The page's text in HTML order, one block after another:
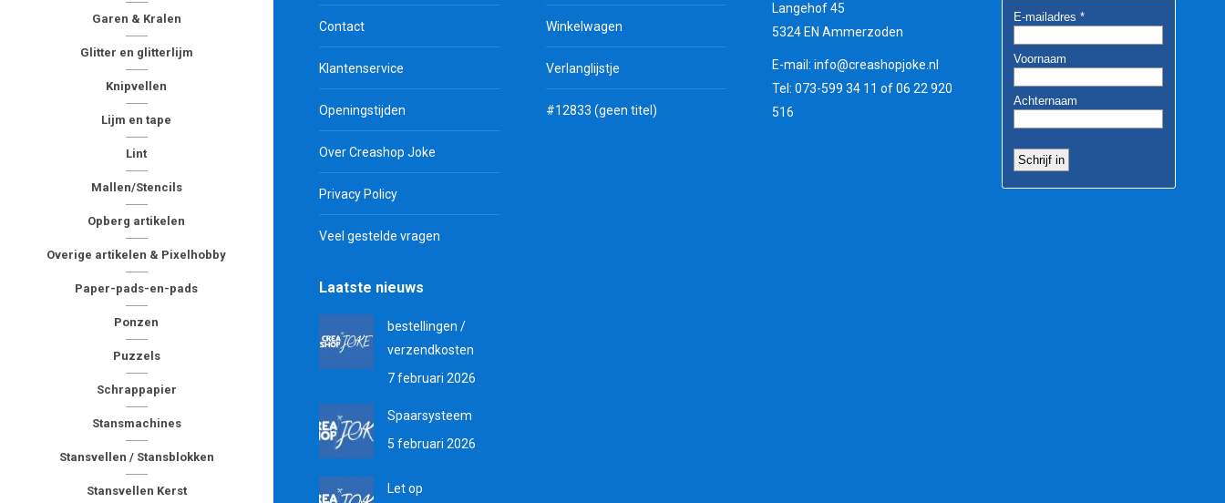
Garen & Kralen
Glitter en glitterlijm
Knipvellen
Lijm en tape
Lint
Mallen/Stencils
Opberg artikelen
Overige artikelen & Pixelhobby
Paper-pads-en-pads
Ponzen
Puzzels
Schrappapier
Stansmachines
Stansvellen / Stansblokken
Stansvellen Kerst
Contact
Klantenservice
Openingstijden
Over Creashop Joke
Privacy Policy
Veel gestelde vragen
Winkelwagen
Verlanglijstje
#12833 (geen titel)
Langehof 45
5324 EN Ammerzoden
E-mail: info@creashopjoke.nl
Tel: 073-599 34 11 of 06 22 920
516
Laatste nieuws
bestellingen /
verzendkosten
7 februari 2026
Spaarsysteem
5 februari 2026
Let op